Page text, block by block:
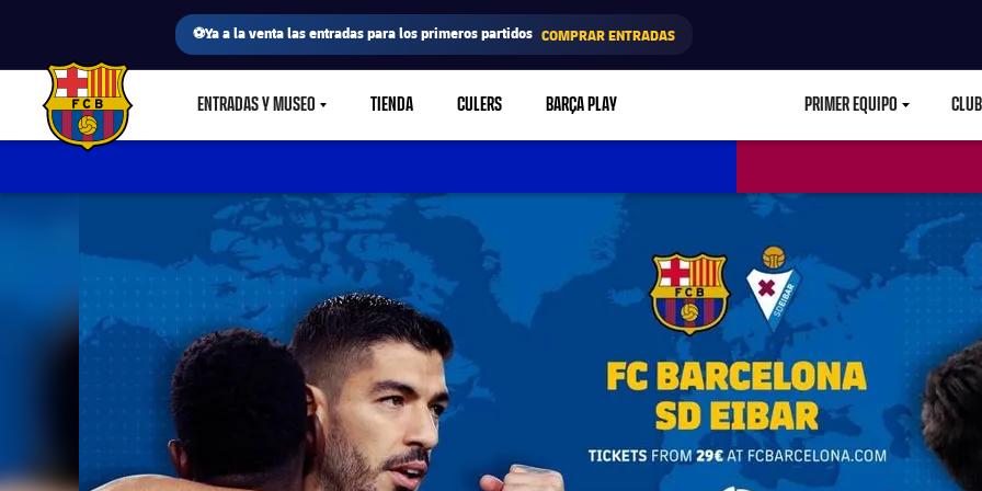
⚽Ya a la venta las entradas para los primeros partidos COMPRAR ENTRADAS
FC Barcelona club badge ENTRADAS Y MUSEOLABEL.SHARE.CARETDOWN
TIENDA CULERS BARÇA PLAY PRIMER EQUIPO CLUB